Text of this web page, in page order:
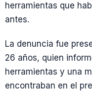
herramientas que
antes.
La denuncia fue
26 años, quien
herramientas y una
encontraban en el